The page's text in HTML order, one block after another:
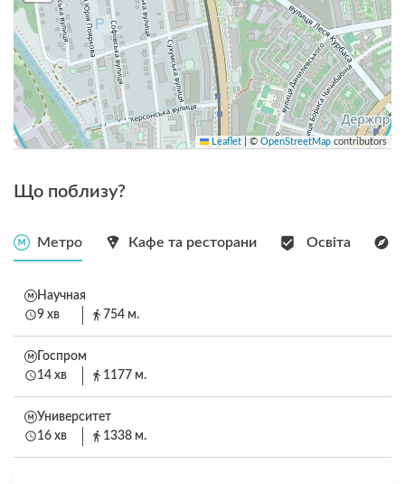
Leaflet © OpenStreetMap contributors
Що поблизу?
Метро Кафе та ресторани Освіта
Научная
9 хв
754 м.
Госпром
14 хв
1177 м.
Университет
16 хв
1338 м.